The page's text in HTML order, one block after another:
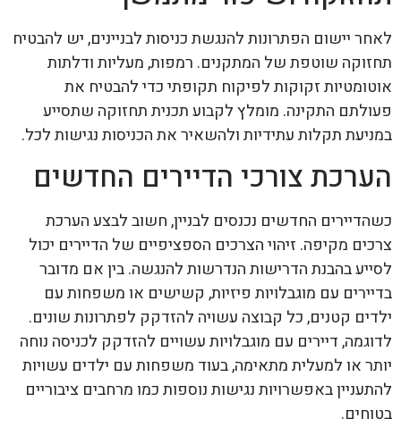
לאחר יישום הפתרונות להנגשת כניסות לבניינים, יש להבטיח
תחזוקה שוטפת של המתקנים. רמפות, מעליות ודלתות
אוטומטיות זקוקות לפיקוח תקופתי כדי להבטיח את
פעולתם התקינה. מומלץ לקבוע תכנית תחזוקה שתסייע
במניעת תקלות עתידיות ולהשאיר את הכניסות נגישות לכל.
הערכת צורכי הדיירים החדשים
כשהדיירים החדשים נכנסים לבניין, חשוב לבצע הערכת
צרכים מקיפה. זיהוי הצרכים הספציפיים של הדיירים יכול
לסייע בהבנת הדרישות הנדרשות להנגשה. בין אם מדובר
בדיירים עם מוגבלויות פיזיות, קשישים או משפחות עם
ילדים קטנים, כל קבוצה עשויה להזדקק לפתרונות שונים.
לדוגמה, דיירים עם מוגבלויות עשויים להזדקק לכניסה נוחה
יותר או למעלית מתאימה, בעוד משפחות עם ילדים עשויות
להתעניין באפשרויות נגישות נוספות כמו מרחבים ציבוריים
בטוחים.